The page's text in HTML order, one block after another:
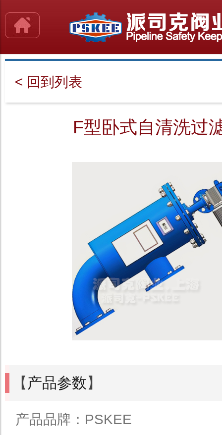
< 回到列表
F型卧式自清洗过
【 产品参数 】
产品品牌：PSKEE